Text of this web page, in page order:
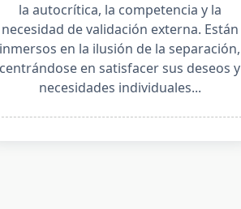
la autocrítica, la competencia y la
necesidad de validación externa. Están
inmersos en la ilusión de la separación,
centrándose en satisfacer sus deseos y
necesidades individuales...